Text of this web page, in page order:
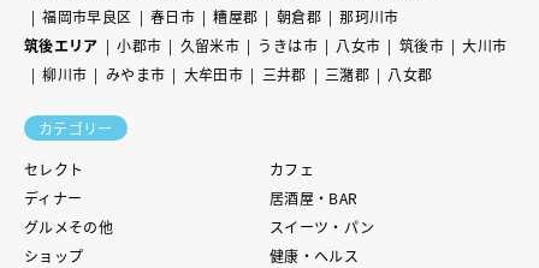
福岡市早良区
春日市 糟屋郡 朝倉郡
那珂川市
筑後エリア
小郡市 久留米市 うきは市 八女市 筑後市
大川市
柳川市
みやま市 大牟田市 三井郡 三潴郡 八女郡
カテゴリー
セレクト
カフェ
ディナー
居酒屋・BAR
グルメその他
スイーツ・パン
ショップ
健康・ヘルス